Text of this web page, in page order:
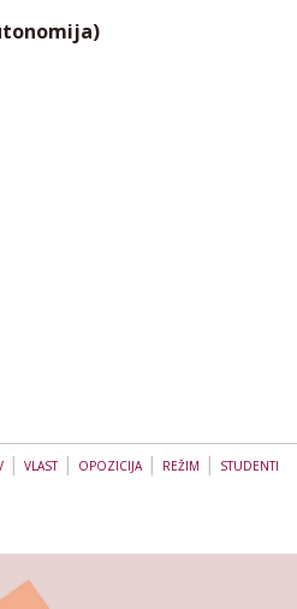
| VLAST| OPOZICIJA| REŽIM | STUDENTI